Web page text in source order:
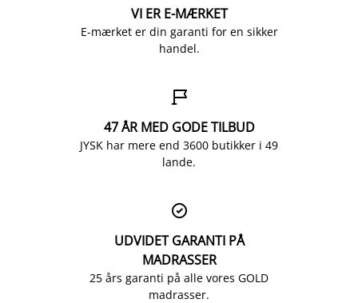
VI ER E-MÆRKET
E-mærket er din garanti for en sikker
handel.

47 ÅR MED GODE TILBUD
JYSK har mere end 3600 butikker i 49
lande.

UDVIDET GARANTI PÅ
MADRASSER
25 års garanti på alle vores GOLD
madrasser.